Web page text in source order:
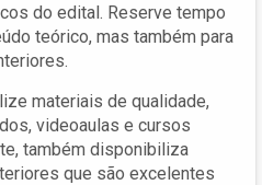
do edital. Reserve tempo
teórico, mas também para
materiais de qualidade,
videoaulas e cursos
também disponibiliza
que são excelentes